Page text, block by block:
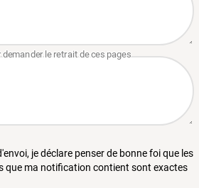
je déclare penser de bonne foi que les
que ma notification contient sont exactes